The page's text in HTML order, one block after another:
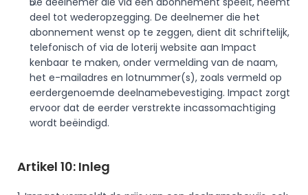
deel tot wederopzegging. De deelnemer die het
abonnement wenst op te zeggen, dient dit schriftelijk,
telefonisch of via de loterij website aan Impact
kenbaar te maken, onder vermelding van de naam,
het e-mailadres en lotnummer(s), zoals vermeld op
eerdergenoemde deelnamebevestiging. Impact zorgt
ervoor dat de eerder verstrekte incassomachtiging
wordt beëindigd.
Artikel 10: Inleg